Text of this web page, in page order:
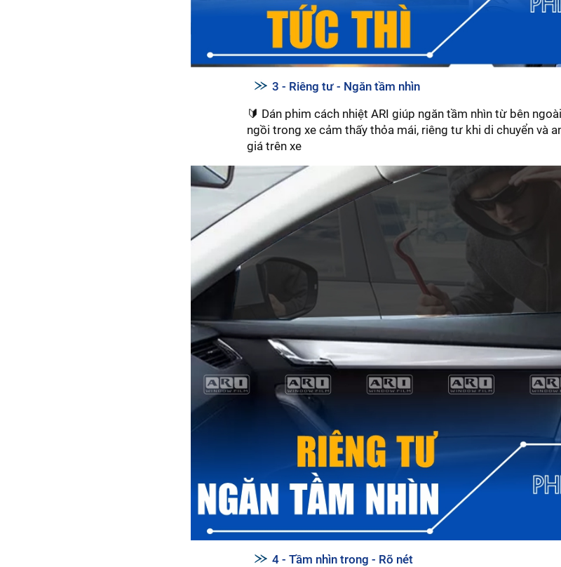
3 - Riêng tư - Ngăn tầm nhìn
🔰 Dán phim cách nhiệt ARI giúp ngăn tầm nhìn từ bên
ngồi trong xe cảm thấy thỏa mái, riêng tư khi di chuyển và
giá trên xe
4 - Tầm nhìn trong - Rõ nét